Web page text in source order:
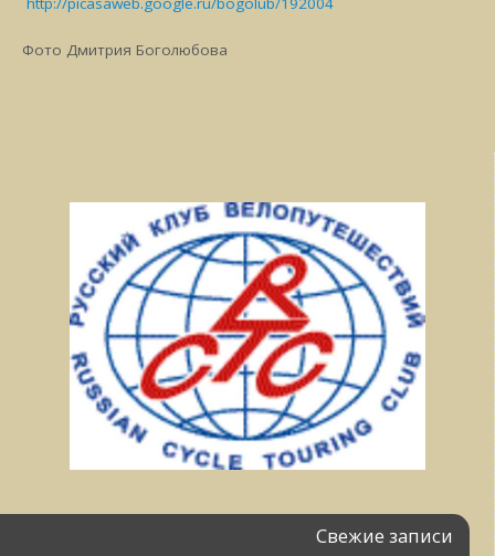
Фото Дмитрия Боголюбова
Свежие записи